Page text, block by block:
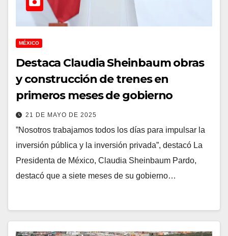
MÉXICO
Destaca Claudia Sheinbaum obras
y construcción de trenes en
primeros meses de gobierno
21 DE MAYO DE 2025
”Nosotros trabajamos todos los días para impulsar la
inversión pública y la inversión privada”, destacó La
Presidenta de México, Claudia Sheinbaum Pardo,
destacó que a siete meses de su gobierno…